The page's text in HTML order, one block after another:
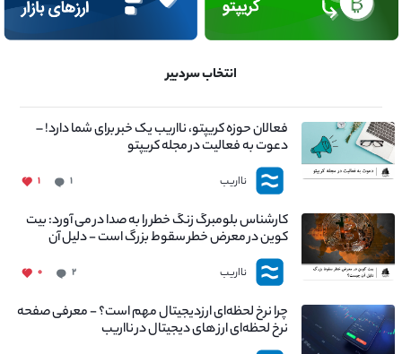
انتخاب سردبیر
فعالان حوزه کریپتو، نااریب یک خبر برای شما دارد! –
دعوت به فعالیت در مجله کریپتو
نااریب ۱ ۱
کارشناس بلومبرگ زنگ خطر را به صدا در می آورد: بیت
کوین در معرض خطر سقوط بزرگ است - دلیل آن
چیست؟
نااریب ۲ ۰
چرا نرخ لحظه‌ای ارزدیجیتال مهم است؟ - معرفی صفحه
نرخ لحظه‌ای ارز های دیجیتال در نااریب